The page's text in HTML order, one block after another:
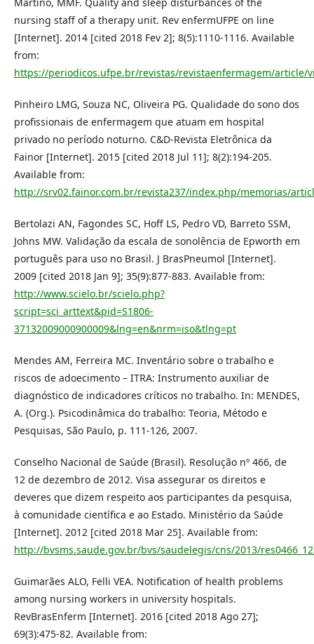
Martino, MMF. Quality and sleep disturbances of the
nursing staff of a therapy unit. Rev enfermUFPE on line
[Internet]. 2014 [cited 2018 Fev 2]; 8(5):1110-1116. Available
from:
https://periodicos.ufpe.br/revistas/revistaenfermagem/article/
Pinheiro LMG, Souza NC, Oliveira PG. Qualidade do sono dos
profissionais de enfermagem que atuam em hospital
privado no período noturno. C&D-Revista Eletrônica da
Fainor [Internet]. 2015 [cited 2018 Jul 11]; 8(2):194-205.
Available from:
http://srv02.fainor.com.br/revista237/index.php/memorias/
Bertolazi AN, Fagondes SC, Hoff LS, Pedro VD, Barreto SSM,
Johns MW. Validação da escala de sonolência de Epworth em
português para uso no Brasil. J BrasPneumol [Internet].
2009 [cited 2018 Jan 9]; 35(9):877-883. Available from:
http://www.scielo.br/scielo.php?
script=sci_arttext&pid=S1806-
37132009000900009&lng=en&nrm=iso&tlng=pt
Mendes AM, Ferreira MC. Inventário sobre o trabalho e
riscos de adoecimento – ITRA: Instrumento auxiliar de
diagnóstico de indicadores críticos no trabalho. In: MENDES,
A. (Org.). Psicodinâmica do trabalho: Teoria, Método e
Pesquisas, São Paulo, p. 111-126, 2007.
Conselho Nacional de Saúde (Brasil). Resolução nº 466, de
12 de dezembro de 2012. Visa assegurar os direitos e
deveres que dizem respeito aos participantes da pesquisa,
à comunidade científica e ao Estado. Ministério da Saúde
[Internet]. 2012 [cited 2018 Mar 25]. Available from:
http://bvsms.saude.gov.br/bvs/saudelegis/cns/2013/
Guimarães ALO, Felli VEA. Notification of health problems
among nursing workers in university hospitals.
RevBrasEnferm [Internet]. 2016 [cited 2018 Ago 27];
69(3):475-82. Available from: